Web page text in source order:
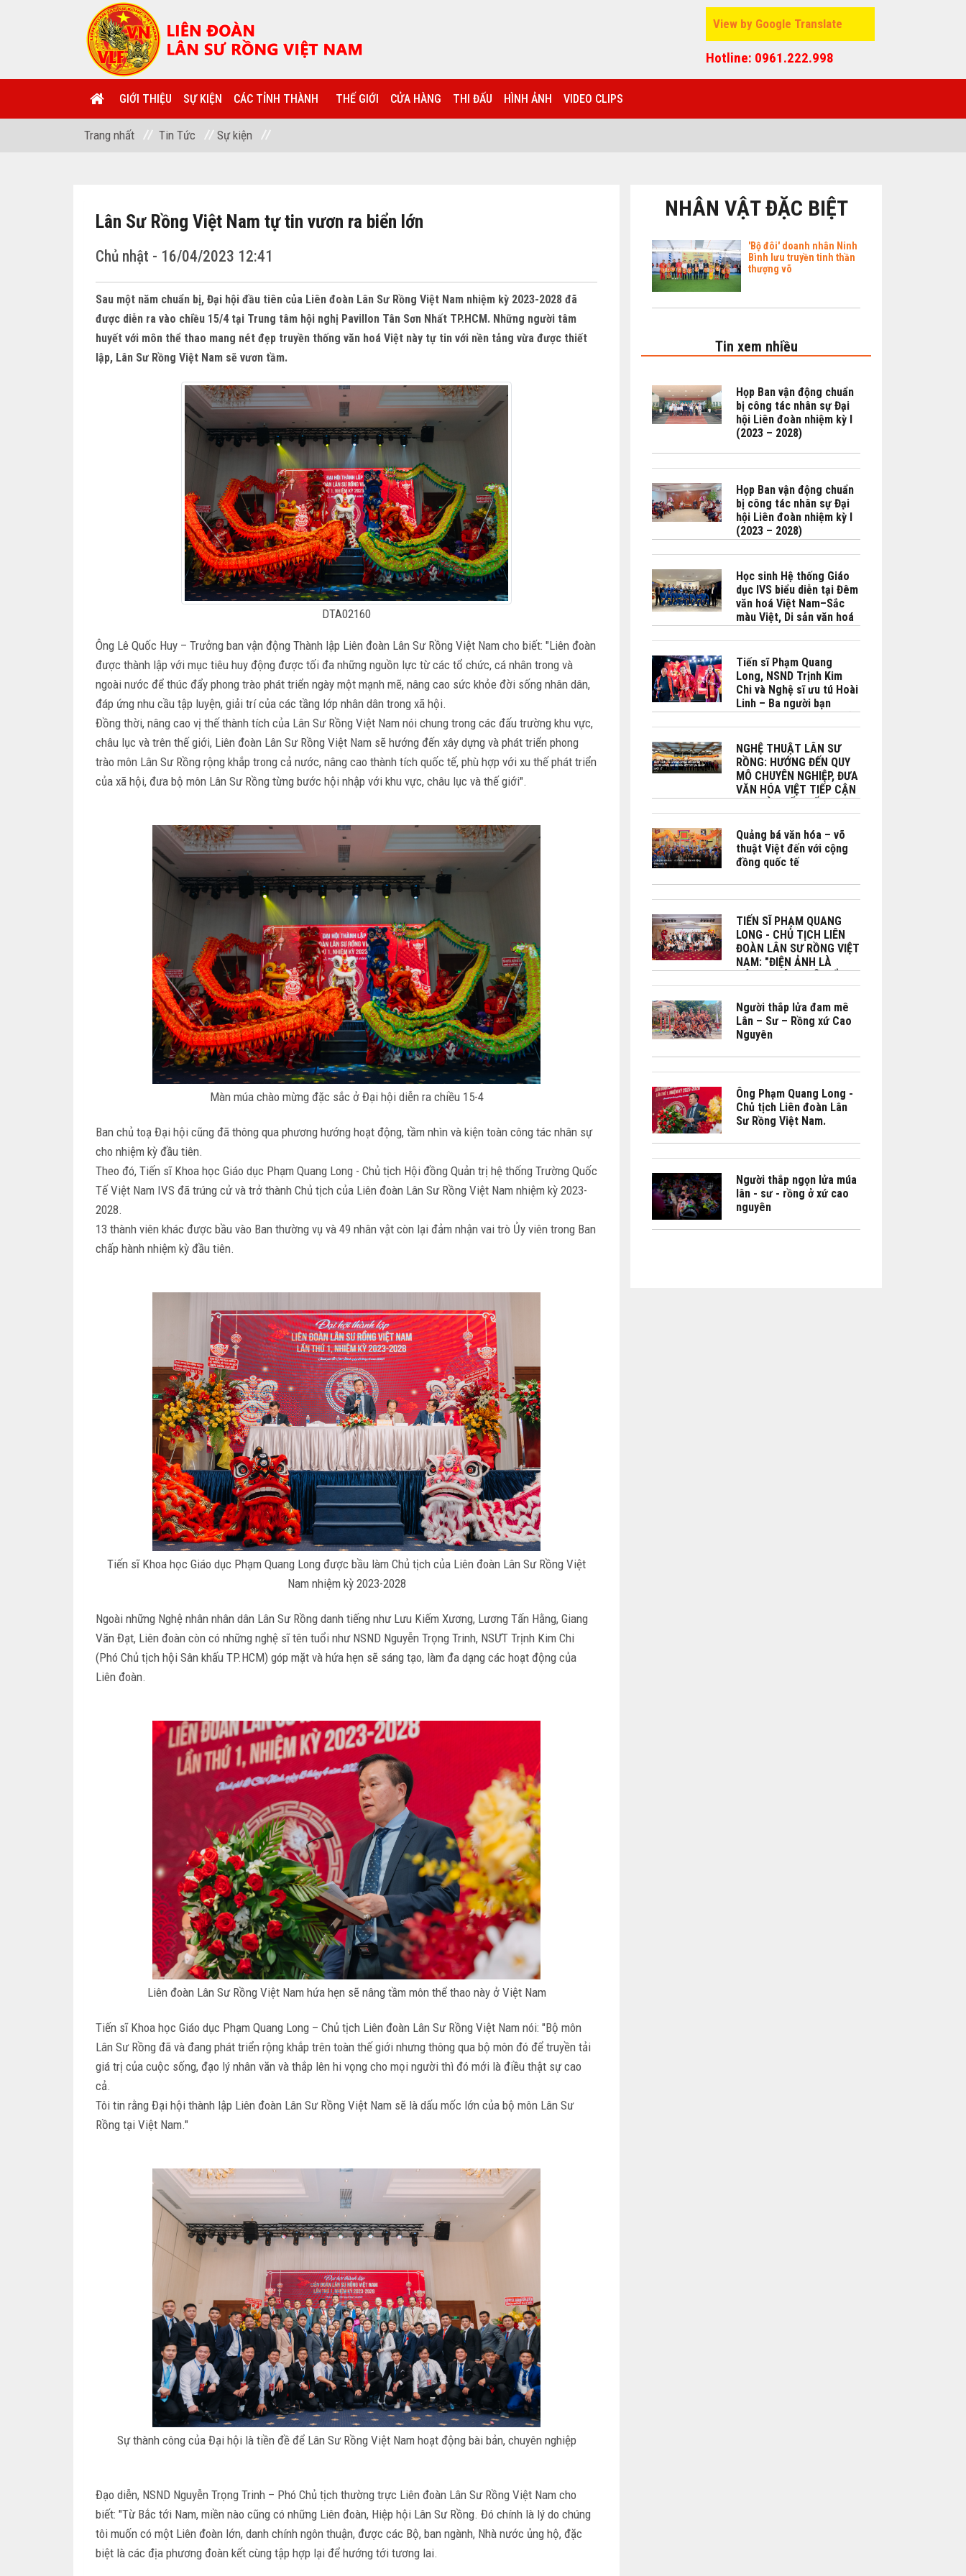
View by Google Translate
Hotline: 0961.222.998
GIỚI THIỆU SỰ KIỆN CÁC TỈNH THÀNH THẾ GIỚI CỬA HÀNG THI ĐẤU HÌNH ẢNH VIDEO CLIPS
Trang nhất Tin Tức Sự kiện
Lân Sư Rồng Việt Nam tự tin vươn ra biển lớn
Chủ nhật - 16/04/2023 12:41
Sau một năm chuẩn bị, Đại hội đầu tiên của Liên đoàn Lân Sư Rồng Việt Nam nhiệm kỳ 2023-2028 đã
được diễn ra vào chiều 15/4 tại Trung tâm hội nghị Pavillon Tân Sơn Nhất TP.HCM. Những người tâm
huyết với môn thể thao mang nét đẹp truyền thống văn hoá Việt này tự tin với nền tảng vừa được thiết
lập, Lân Sư Rồng Việt Nam sẽ vươn tầm.
DTA02160
Ông Lê Quốc Huy – Trưởng ban vận động Thành lập Liên đoàn Lân Sư Rồng Việt Nam cho biết: "Liên đoàn
được thành lập với mục tiêu huy động được tối đa những nguồn lực từ các tổ chức, cá nhân trong và
ngoài nước để thúc đẩy phong trào phát triển ngày một mạnh mẽ, nâng cao sức khỏe đời sống nhân dân,
đáp ứng nhu cầu tập luyện, giải trí của các tầng lớp nhân dân trong xã hội.
Đồng thời, nâng cao vị thế thành tích của Lân Sư Rồng Việt Nam nói chung trong các đấu trường khu vực,
châu lục và trên thế giới, Liên đoàn Lân Sư Rồng Việt Nam sẽ hướng đến xây dựng và phát triển phong
trào môn Lân Sư Rồng rộng khắp trong cả nước, nâng cao thành tích quốc tế, phù hợp với xu thế phát triển
của xã hội, đưa bộ môn Lân Sư Rồng từng bước hội nhập với khu vực, châu lục và thế giới".
Màn múa chào mừng đặc sắc ở Đại hội diễn ra chiều 15-4
Ban chủ toạ Đại hội cũng đã thông qua phương hướng hoạt động, tầm nhìn và kiện toàn công tác nhân sự
cho nhiệm kỳ đầu tiên.
Theo đó, Tiến sĩ Khoa học Giáo dục Phạm Quang Long - Chủ tịch Hội đồng Quản trị hệ thống Trường Quốc
Tế Việt Nam IVS đã trúng cử và trở thành Chủ tịch của Liên đoàn Lân Sư Rồng Việt Nam nhiệm kỳ 2023-
2028.
13 thành viên khác được bầu vào Ban thường vụ và 49 nhân vật còn lại đảm nhận vai trò Ủy viên trong Ban
chấp hành nhiệm kỳ đầu tiên.
Tiến sĩ Khoa học Giáo dục Phạm Quang Long được bầu làm Chủ tịch của Liên đoàn Lân Sư Rồng Việt
Nam nhiệm kỳ 2023-2028
Ngoài những Nghệ nhân nhân dân Lân Sư Rồng danh tiếng như Lưu Kiếm Xương, Lương Tấn Hằng, Giang
Văn Đạt, Liên đoàn còn có những nghệ sĩ tên tuổi như NSND Nguyễn Trọng Trinh, NSƯT Trịnh Kim Chi
(Phó Chủ tịch hội Sân khấu TP.HCM) góp mặt và hứa hẹn sẽ sáng tạo, làm đa dạng các hoạt động của
Liên đoàn.
Liên đoàn Lân Sư Rồng Việt Nam hứa hẹn sẽ nâng tầm môn thể thao này ở Việt Nam
Tiến sĩ Khoa học Giáo dục Phạm Quang Long – Chủ tịch Liên đoàn Lân Sư Rồng Việt Nam nói: "Bộ môn
Lân Sư Rồng đã và đang phát triển rộng khắp trên toàn thế giới nhưng thông qua bộ môn đó để truyền tải
giá trị của cuộc sống, đạo lý nhân văn và thắp lên hi vọng cho mọi người thì đó mới là điều thật sự cao
cả.
Tôi tin rằng Đại hội thành lập Liên đoàn Lân Sư Rồng Việt Nam sẽ là dấu mốc lớn của bộ môn Lân Sư
Rồng tại Việt Nam."
Sự thành công của Đại hội là tiền đề để Lân Sư Rồng Việt Nam hoạt động bài bản, chuyên nghiệp
Đạo diễn, NSND Nguyễn Trọng Trinh – Phó Chủ tịch thường trực Liên đoàn Lân Sư Rồng Việt Nam cho
biết: "Từ Bắc tới Nam, miền nào cũng có những Liên đoàn, Hiệp hội Lân Sư Rồng. Đó chính là lý do chúng
tôi muốn có một Liên đoàn lớn, danh chính ngôn thuận, được các Bộ, ban ngành, Nhà nước ủng hộ, đặc
biệt là các địa phương đoàn kết cùng tập hợp lại để hướng tới tương lai.
NHÂN VẬT ĐẶC BIỆT
'Bộ đôi' doanh nhân Ninh
Bình lưu truyền tinh thần
thượng võ
Tin xem nhiều
Họp Ban vận động chuẩn
bị công tác nhân sự Đại
hội Liên đoàn nhiệm kỳ I
(2023 – 2028)
Họp Ban vận động chuẩn
bị công tác nhân sự Đại
hội Liên đoàn nhiệm kỳ I
(2023 – 2028)
Học sinh Hệ thống Giáo
dục IVS biểu diễn tại Đêm
văn hoá Việt Nam–Sắc
màu Việt, Di sản văn hoá
là động lực cho hoà bình,
tự cường và phát triển
bền vững do Bộ No Bộ
Ngoại giao Việt Nam -
Phái đoàn Việt Nam bên
cạnh UNESCO phối hợp tổ
chức tại Paris
Tiến sĩ Phạm Quang
Long, NSND Trịnh Kim
Chi và Nghệ sĩ ưu tú Hoài
Linh – Ba người bạn
chung đam mê phát triển
văn hóa Việt đặc biệt là
Lân sư rồng
NGHỆ THUẬT LÂN SƯ
RỒNG: HƯỚNG ĐẾN QUY
MÔ CHUYÊN NGHIỆP, ĐƯA
VĂN HÓA VIỆT TIẾP CẬN
BẠN BÈ QUỐC TẾ
Quảng bá văn hóa – võ
thuật Việt đến với cộng
đồng quốc tế
TIẾN SĨ PHẠM QUANG
LONG - CHỦ TỊCH LIÊN
ĐOÀN LÂN SƯ RỒNG VIỆT
NAM: "ĐIỆN ẢNH LÀ
CÁCH CHÚNG TÔI KỂ LẠI
CÂU CHUYỆN VĂN HÓA
BẰNG CẢM XÚC"
Người thắp lửa đam mê
Lân – Sư – Rồng xứ Cao
Nguyên
Ông Phạm Quang Long -
Chủ tịch Liên đoàn Lân
Sư Rồng Việt Nam.
Người thắp ngọn lửa múa
lân - sư - rồng ở xứ cao
nguyên